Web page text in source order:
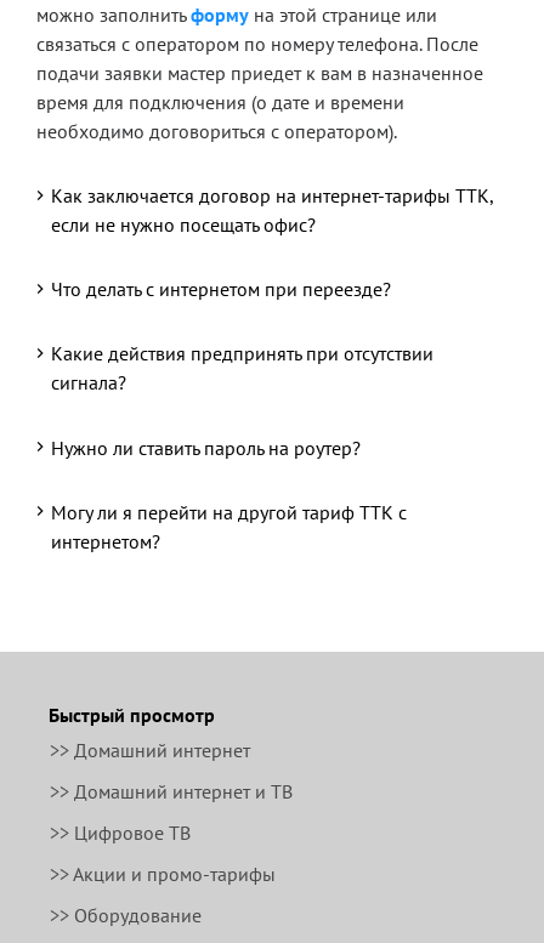
можно заполнитьформуна этой странице или
связаться с оператором по номеру телефона. После
подачи заявки мастер приедет к вам в назначенное
время для подключения (о дате и времени
необходимо договориться с оператором).
Как заключается договор на интернет-тарифы ТТК,
если не нужно посещать офис?
Что делать с интернетом при переезде?
Какие действия предпринять при отсутствии
сигнала?
Нужно ли ставить пароль на роутер?
Могу ли я перейти на другой тариф ТТК с
интернетом?
Быстрый просмотр
>> Домашний интернет
>> Домашний интернет и ТВ
>> Цифровое ТВ
>> Акции и промо-тарифы
>> Оборудование